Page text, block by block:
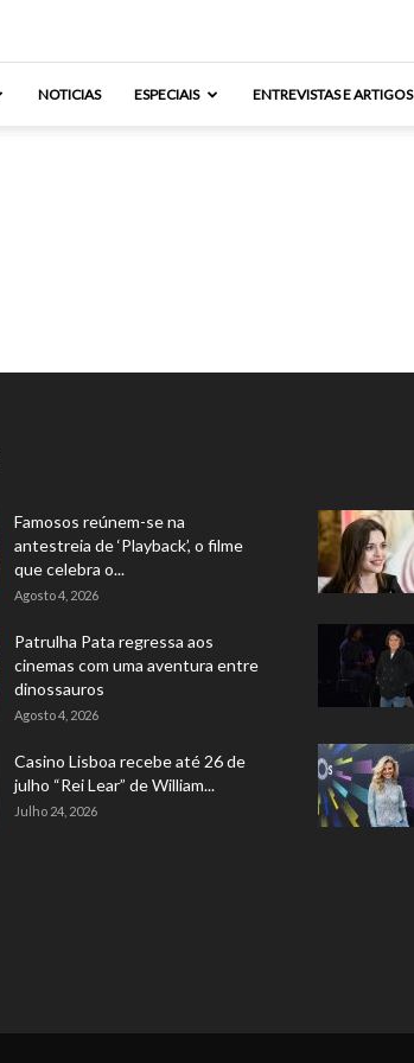
NOTICIAS ESPECIAIS ENTREVISTAS E ARTIGOS
Famosos reúnem-se na
antestreia de ‘Playback’, o filme
que celebra o...
Agosto 4, 2026
Patrulha Pata regressa aos
cinemas com uma aventura entre
dinossauros
Agosto 4, 2026
Casino Lisboa recebe até 26 de
julho “Rei Lear” de William...
Julho 24, 2026